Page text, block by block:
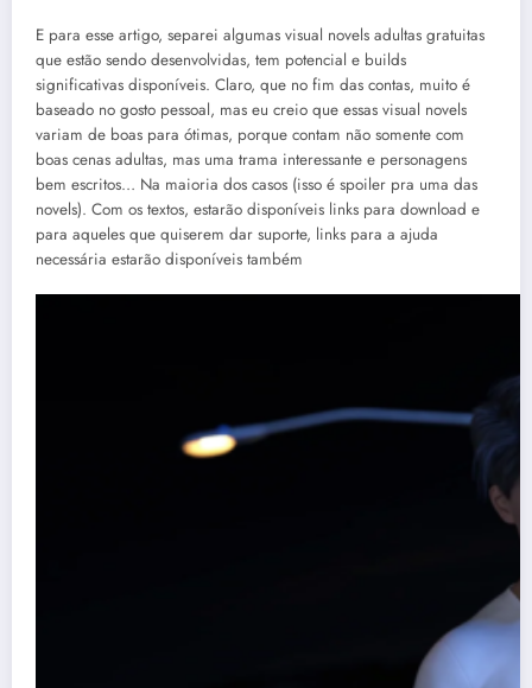
E para esse artigo, separei algumas visual novels adultas gratuitas
que estão sendo desenvolvidas, tem potencial e builds
significativas disponíveis. Claro, que no fim das contas, muito é
baseado no gosto pessoal, mas eu creio que essas visual novels
variam de boas para ótimas, porque contam não somente com
boas cenas adultas, mas uma trama interessante e personagens
bem escritos… Na maioria dos casos (isso é spoiler pra uma das
novels). Com os textos, estarão disponíveis links para download e
para aqueles que quiserem dar suporte, links para a ajuda
necessária estarão disponíveis também